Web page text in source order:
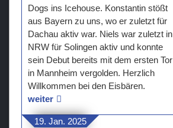
Dogs ins Icehouse. Konstantin stößt
aus Bayern zu uns, wo er zuletzt für
Dachau aktiv war. Niels war zuletzt in
NRW für Solingen aktiv und konnte
sein Debut bereits mit dem ersten Tor
in Mannheim vergolden. Herzlich
Willkommen bei den Eisbären.
weiter
19. Jan. 2025